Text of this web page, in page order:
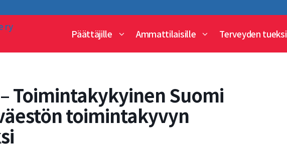
Päättäjille Ammattilaisille Terveyden tueksi
Toimintakykyinen Suomi
toimintakyvyn